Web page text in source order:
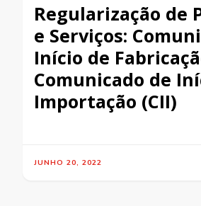
Regularização de
e Serviços:
Início de
Comunicado de
Importação (CII)
JUNHO 20, 2022